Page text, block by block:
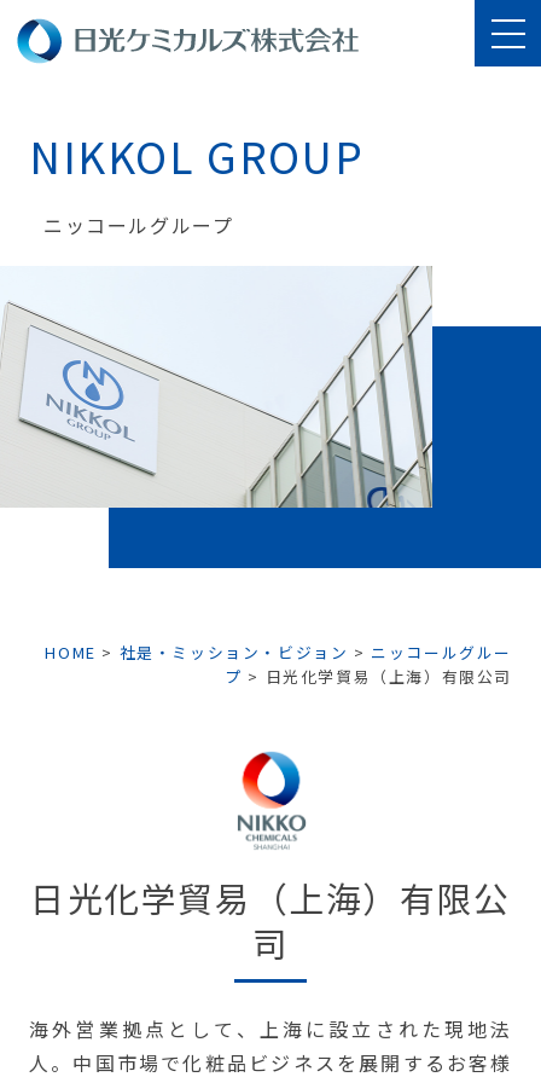
NIKKOL GROUP
ニッコールグループ
HOME > 社是・ミッション・ビジョン > ニッコールグルー
プ > 日光化学貿易（上海）有限公司
日光化学貿易（上海）有限公
司
海外営業拠点として、上海に設立された現地法
人。中国市場で化粧品ビジネスを展開するお客様